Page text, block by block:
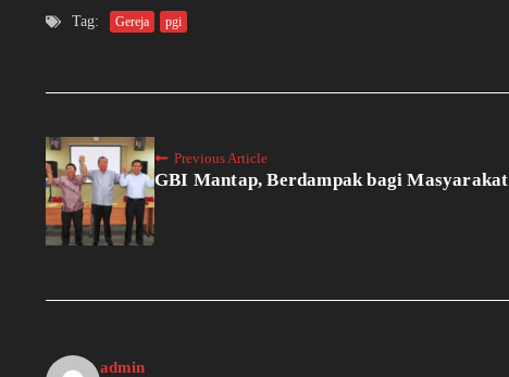
Tag: Gereja pgi
Previous Article
GBI Mantap, Berdampak bagi Masyarakat
admin